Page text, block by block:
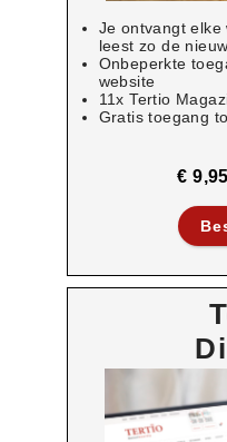
Je ontvangt elke
leest zo de
Onbeperkte
website
11x Tertio
Gratis toegang
€